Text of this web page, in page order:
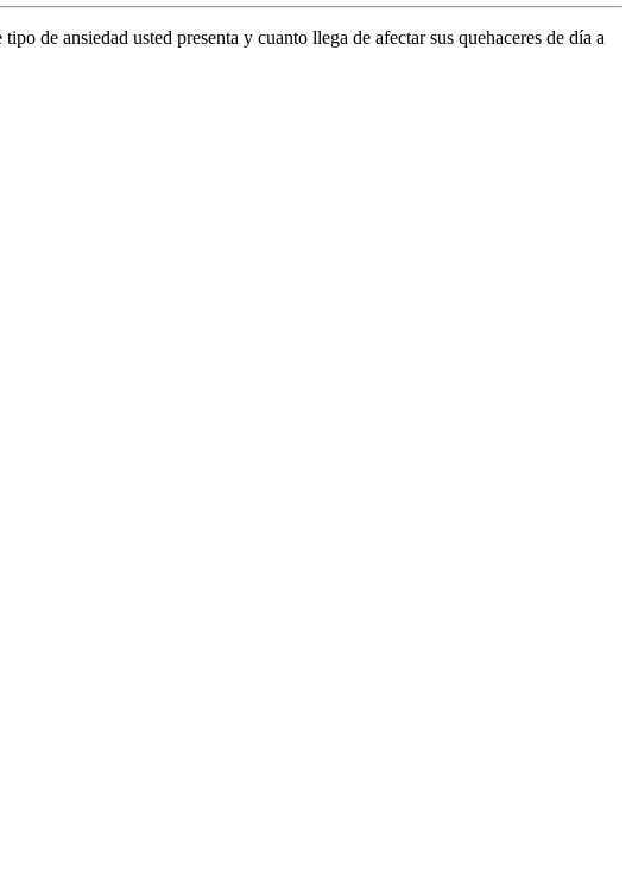
de ansiedad usted presenta y cuanto llega de afectar sus quehaceres de día a